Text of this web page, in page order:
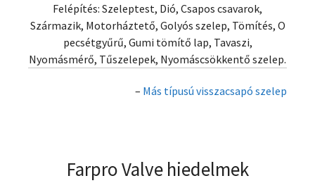
Felépítés: Szeleptest, Dió, Csapos csavarok,
Származik, Motorháztető, Golyós szelep, Tömítés, O
pecsétgyűrű, Gumi tömítő lap, Tavaszi,
Nyomásmérő, Tűszelepek, Nyomáscsökkentő szelep.
– Más típusú visszacsapó szelep
Farpro Valve hiedelmek